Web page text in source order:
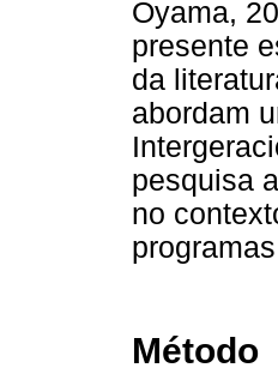
Oyama,
presente
da
abordam
pesquisa
no
Método